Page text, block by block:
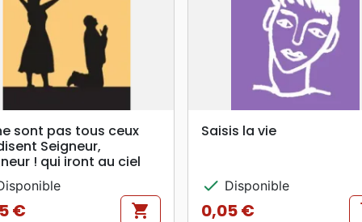
search APERÇU RAPIDE
sont pas tous ceux
Seigneur,
! qui iront au ciel
€ shopping_cart
search APERÇU RAPIDE
Saisis la vie
check Disponible
0,05 €